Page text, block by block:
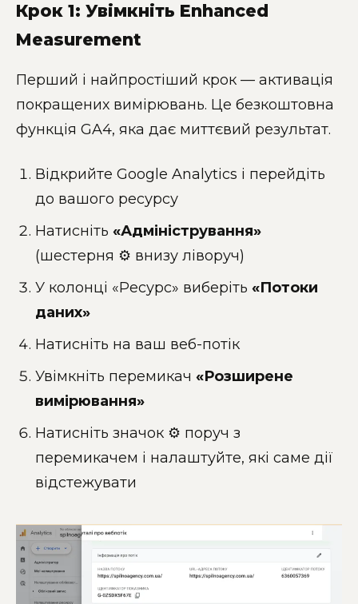
Крок 1: Увімкніть Enhanced
Measurement
Перший і найпростіший крок — активація
покращених вимірювань. Це безкоштовна
функція GA4, яка дає миттєвий результат.
Відкрийте Google Analytics і перейдіть
до вашого ресурсу
Натисніть «Адміністрування»
(шестерня ⚙️ внизу ліворуч)
У колонці «Ресурс» виберіть «Потоки
даних»
Натисніть на ваш веб-потік
Увімкніть перемикач «Розширене
вимірювання»
Натисніть значок ⚙️ поруч з
перемикачем і налаштуйте, які саме дії
відстежувати